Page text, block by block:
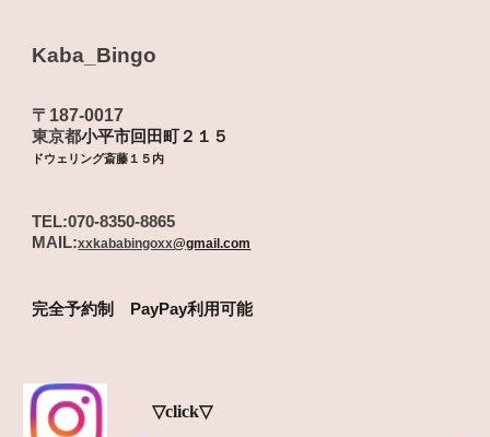
Kaba _Bingo
〒187-0017
東京都小平市回田町２１５
ドウェリング斎藤１５内
TEL:070-8350-8865
MAIL:xxkababingoxx@gmail.com
完全予約制 PayPay利用可能
▽click▽